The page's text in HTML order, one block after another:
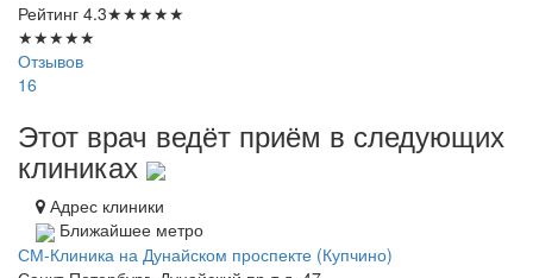
Рейтинг 4.3★★★★★
★★★★★
Отзывов
16
Этот врач ведёт приём в следующих
клиниках
Адрес клиники
Ближайшее метро
СМ-Клиника на Дунайском проспекте (Купчино)